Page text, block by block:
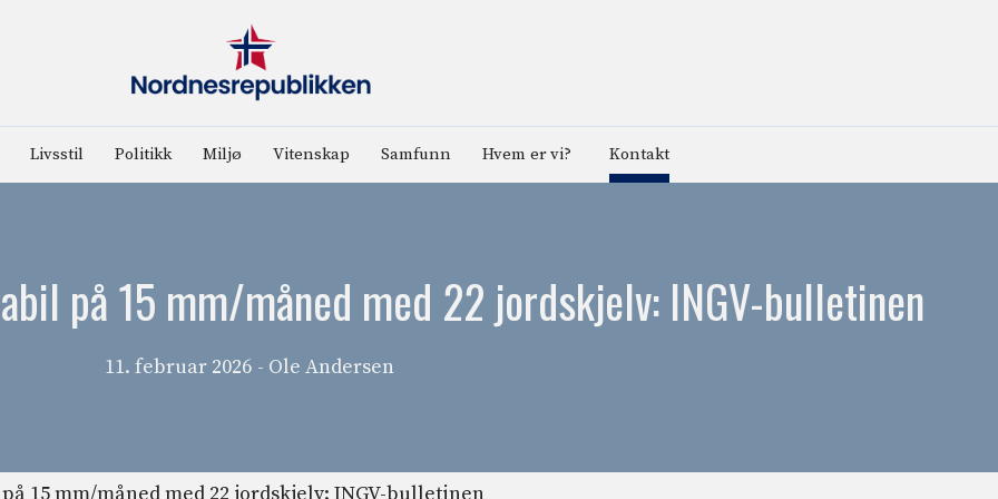
Livsstil Politikk Miljø Vitenskap Samfunn Hvem er vi? Kontakt
på 15 mm/måned med 22 jordskjelv: INGV-bulletinen
11. februar 2026 - Ole Andersen